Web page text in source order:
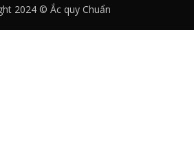
2024 © Ắc quy Chuẩn